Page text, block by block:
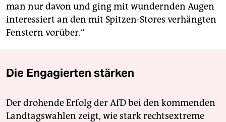
man nur davon und ging mit wundernden Augen
interessiert an den mit Spitzen-Stores verhängten
Fenstern vorüber.“
Die Engagierten stärken
Der drohende Erfolg der AfD bei den kommenden
Landtagswahlen zeigt, wie stark rechtsextreme